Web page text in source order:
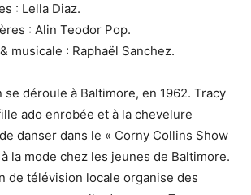
: Lella Diaz.
: Alin Teodor Pop.
musicale : Raphaël Sanchez.
se déroule à Baltimore, en 1962. Tracy
ado enrobée et à la chevelure
danser dans le « Corny Collins Show
à la mode chez les jeunes de Baltimore.
de télévision locale organise des